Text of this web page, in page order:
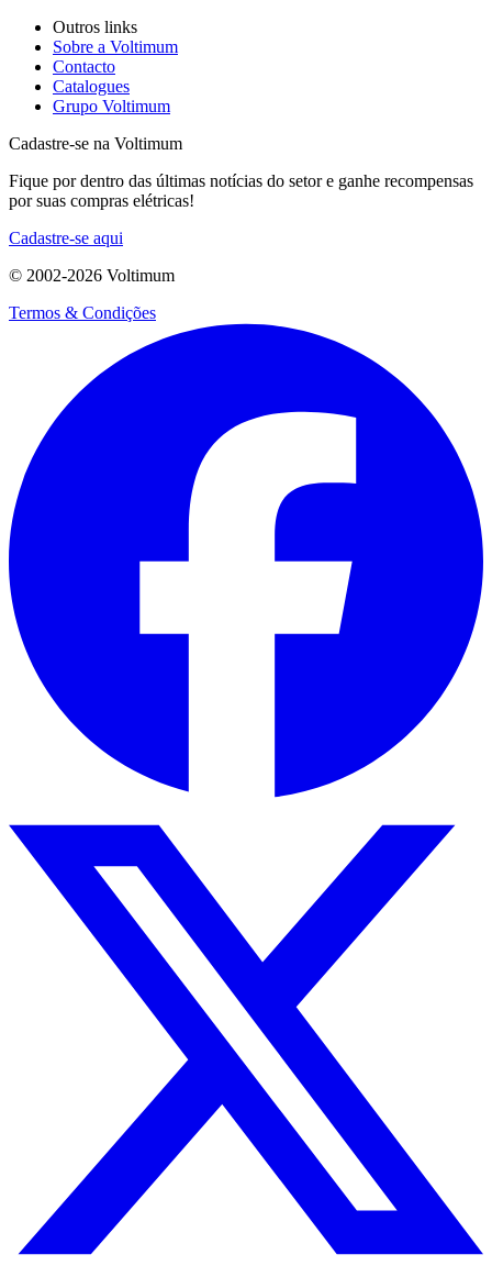
Outros links
Sobre a Voltimum
Contacto
Catalogues
Grupo Voltimum
Cadastre-se na Voltimum
Fique por dentro das últimas notícias do setor e ganhe recompensas
por suas compras elétricas!
Cadastre-se aqui
© 2002-2026 Voltimum
Termos & Condições